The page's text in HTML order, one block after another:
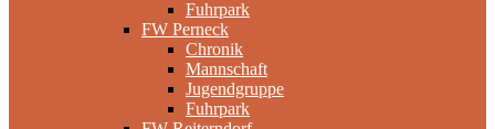
Fuhrpark
FW Perneck
Chronik
Mannschaft
Jugendgruppe
Fuhrpark